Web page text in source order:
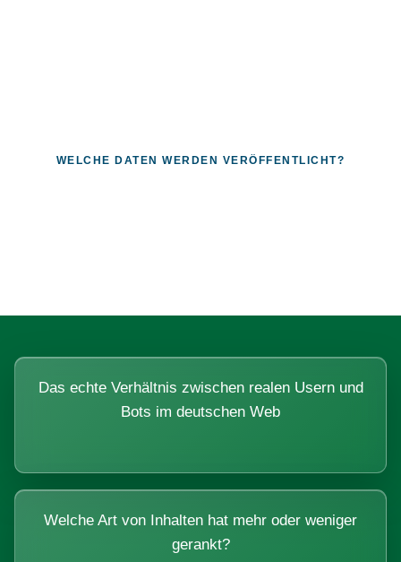
WELCHE DATEN WERDEN VERÖFFENTLICHT?
Das echte Verhältnis zwischen realen Usern und
Bots im deutschen Web
Welche Art von Inhalten hat mehr oder weniger
gerankt?